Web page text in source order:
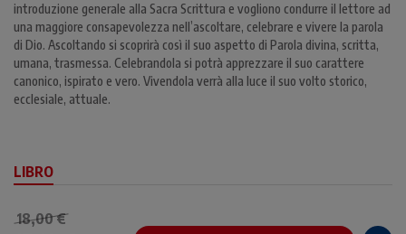
introduzione generale alla Sacra Scrittura e vogliono condurre il lettore ad
una maggiore consapevolezza nell’ascoltare, celebrare e vivere la parola
di Dio. Ascoltando si scoprirà così il suo aspetto di Parola divina, scritta,
umana, trasmessa. Celebrandola si potrà apprezzare il suo carattere
canonico, ispirato e vero. Vivendola verrà alla luce il suo volto storico,
ecclesiale, attuale.
LIBRO
18,00 €